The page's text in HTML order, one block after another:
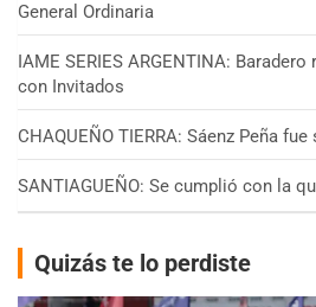
General Ordinaria
IAME SERIES ARGENTINA:
con Invitados
CHAQUEÑO TIERRA: Sáenz Peña
SANTIAGUEÑO: Se cumplió con la
Quizás te lo perdiste